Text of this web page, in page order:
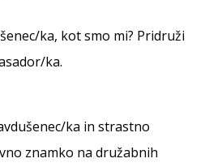
ka, kot smo mi? Pridruži
ka.
ka in strastno
znamko na družabnih